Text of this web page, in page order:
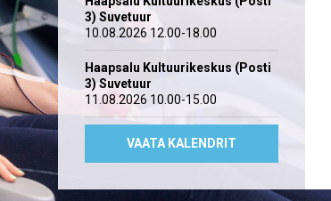
3) Suvetuur
10.08.2026 12.00-18.00
Haapsalu Kultuurikeskus (Posti
3) Suvetuur
11.08.2026 10.00-15.00
VAATA KALENDRIT